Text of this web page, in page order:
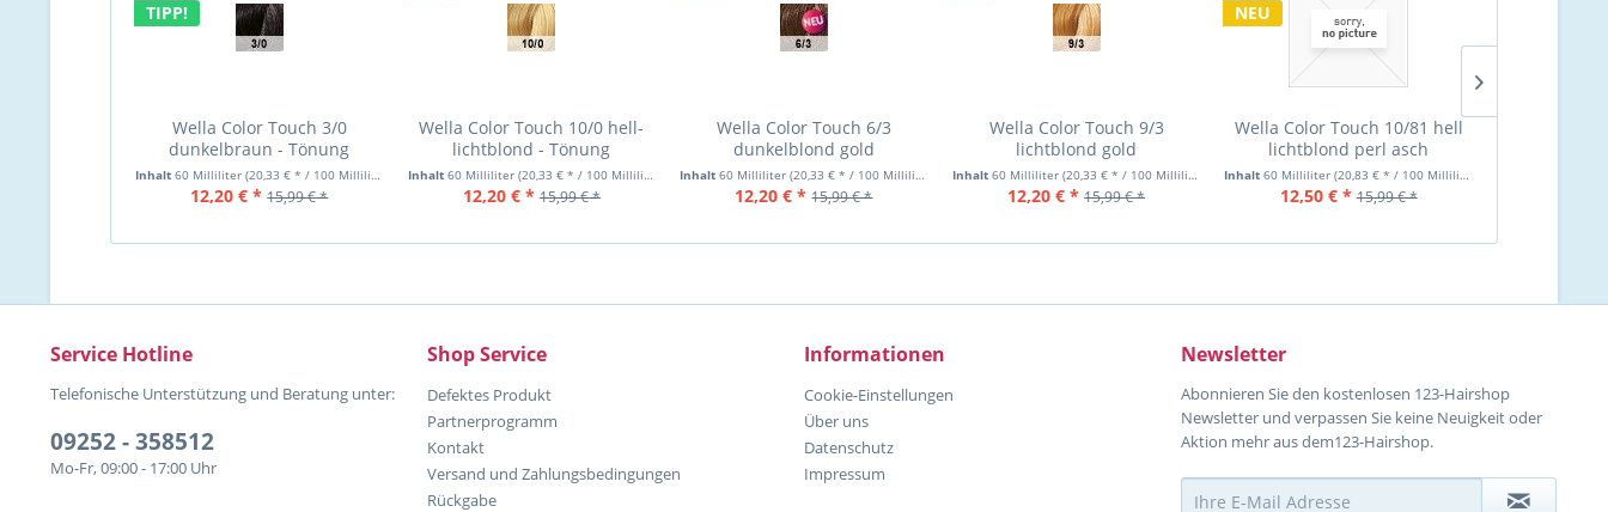
TIPP!
Wella Color Touch 3/0
dunkelbraun - Tönung
Inhalt 60 Milliliter (20,33 € * / 100 Milliliter)
12,20 € * 15,99 € *
Wella Color Touch 10/0 hell-
lichtblond - Tönung
Inhalt 60 Milliliter (20,33 € * / 100 Milliliter)
12,20 € * 15,99 € *
Wella Color Touch 6/3
dunkelblond gold
Inhalt60 Milliliter(20,33 € * / 100 Milliliter)
12,20 € * 15,99 € *
Wella Color Touch 9/3
lichtblond gold
Inhalt 60 Milliliter (20,33 € * / 100 Milliliter)
12,20 € * 15,99 € *
NEU
Wella Color Touch 10/81 hell
lichtblond perl asch
Inhalt60 Milliliter(20,83 € * / 100 Milliliter)
12,50 € * 15,99 € *
Service Hotline
Telefonische Unterstützung und Beratung unter:
09252 - 358512
Mo-Fr, 09:00 - 17:00 Uhr
Shop Service
Defektes Produkt
Partnerprogramm
Kontakt
Versand und Zahlungsbedingungen
Rückgabe
Informationen
Cookie-Einstellungen
Über uns
Datenschutz
Impressum
Newsletter
Abonnieren Sie den kostenlosen 123-Hairshop
Newsletter und verpassen Sie keine Neuigkeit oder
Aktion mehr aus dem123-Hairshop.